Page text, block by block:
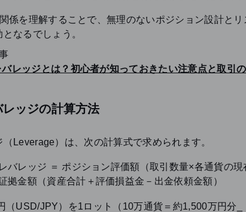
係を理解することで、無理のないポジション設計とリ
なるでしょう。
バレッジとは？初心者が知っておきたい注意点と取引
ッジの計算方法
（Leverage）は、次の計算式で求められます。
バレッジ ＝ ポジション評価額（取引数量×各通貨の現
拠金額（資産合計＋評価損益金－出金依頼金額）
（USD/JPY）を1ロット（10万通貨＝約1,500万円分_